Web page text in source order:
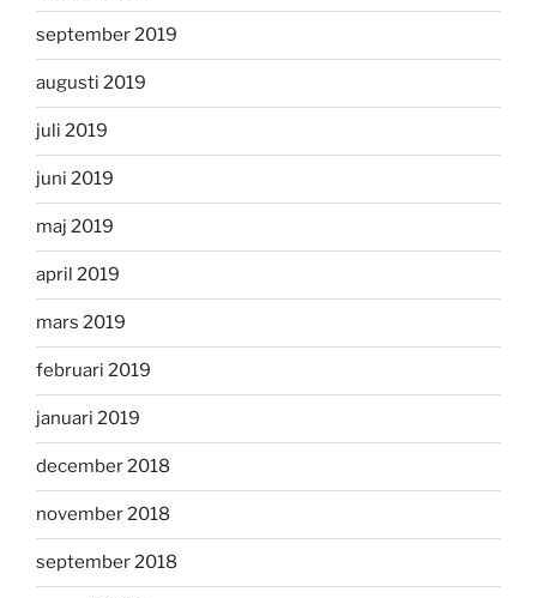
september 2019
augusti 2019
juli 2019
juni 2019
maj 2019
april 2019
mars 2019
februari 2019
januari 2019
december 2018
november 2018
september 2018